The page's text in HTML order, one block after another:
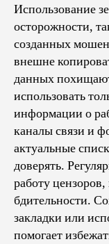
Использование
осторожности,
созданных
внешне
данных
использовать
информации о
каналы связи и
актуальные
доверять.
работу цензоров,
бдительности.
закладки или
помогает